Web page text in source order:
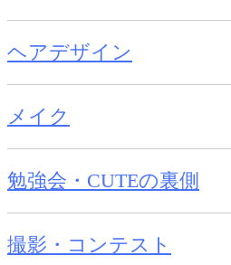
ヘアデザイン
メイク
勉強会・CUTEの裏側
撮影・コンテスト